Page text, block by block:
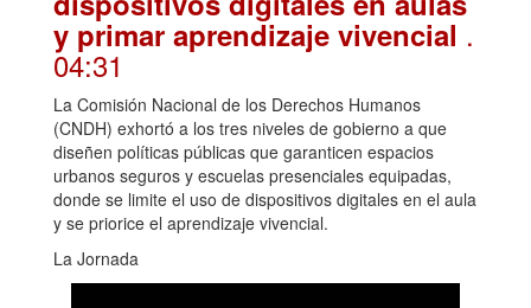
y primar aprendizaje vivencial .
04:31
La Comisión Nacional de los Derechos Humanos
(CNDH) exhortó a los tres niveles de gobierno a que
diseñen políticas públicas que garanticen espacios
urbanos seguros y escuelas presenciales equipadas,
donde se limite el uso de dispositivos digitales en el aula
y se priorice el aprendizaje vivencial.
La Jornada